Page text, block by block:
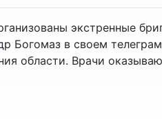
экстренные
Богомаз в своем
области. Врачи